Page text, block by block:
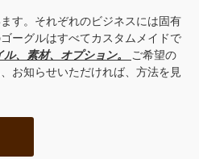
す。それぞれのビジネスには固有
ーグルはすべてカスタムメイドで
、素材、オプション。
ご希望の
お知らせいただければ、方法を見